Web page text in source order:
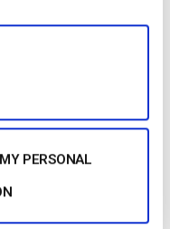
PERSONAL
con varios socios